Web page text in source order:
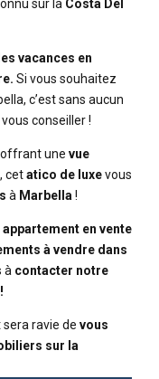
sur la Costa Del
vacances en
Si vous souhaitez
c’est sans aucun
conseiller !
une vue
, cetatico de luxevous
à Marbella !
en vente
à vendre dans
à contacter notre
ravie de vous
sur la